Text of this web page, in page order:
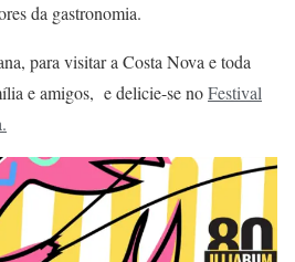
da gastronomia.
para visitar a Costa Nova e toda
e amigos, e delicie-se noFestival